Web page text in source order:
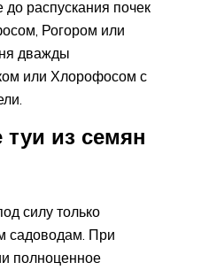
до распускания почек
Рогором или
дважды
или Хлорофосом с
из семян
силу только
садоводам. При
полноценное